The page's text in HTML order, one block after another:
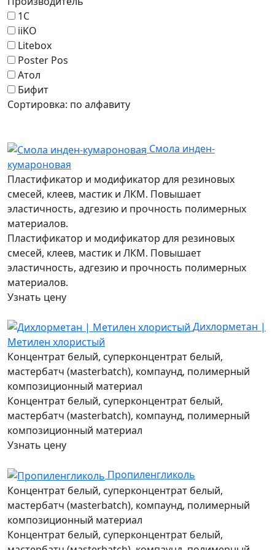
1С
iiKO
Litebox
Poster Pos
Атол
Бифит
Сортировка: по алфавиту
Смола инден-
кумароновая
Пластификатор и модификатор для резиновых
смесей, клеев, мастик и ЛКМ. Повышает
эластичность, адгезию и прочность полимерных
материалов.
Пластификатор и модификатор для резиновых
смесей, клеев, мастик и ЛКМ. Повышает
эластичность, адгезию и прочность полимерных
материалов.
Узнать цену
Дихлорметан |
Метилен хлористый
Концентрат белый, суперконцентрат белый,
мастербатч (мasterbatch), компаунд, полимерный
композиционный материал
Концентрат белый, суперконцентрат белый,
мастербатч (мasterbatch), компаунд, полимерный
композиционный материал
Узнать цену
Пропиленгликоль
Концентрат белый, суперконцентрат белый,
мастербатч (мasterbatch), компаунд, полимерный
композиционный материал
Концентрат белый, суперконцентрат белый,